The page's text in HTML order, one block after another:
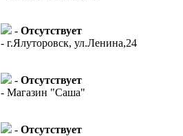
- Отсутствует
- г.Ялуторовск, ул.Ленина,24
- Отсутствует
- Магазин "Саша"
- Отсутствует